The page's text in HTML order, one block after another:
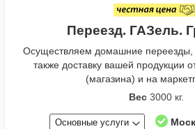
Переезд. ГАЗель.
Осуществляем домашние
также доставку вашей продукции
(магазина) и на
Вес3000 кг.
Основные услуги